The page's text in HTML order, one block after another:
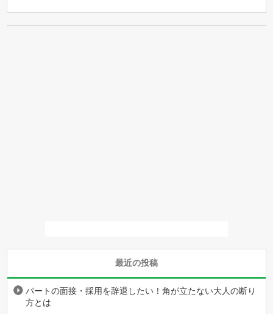
最近の投稿
パートの面接・採用を辞退したい！角が立たない大人の断り
方とは